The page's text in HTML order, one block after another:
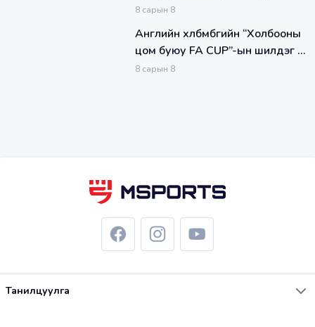
8 сарын 8
Английн хөлбөмбөгийн “Холбооны
цом буюу FA CUP”-ын шилдэг 4
баг тодорлоо
8 сарын 8
Танилцуулга